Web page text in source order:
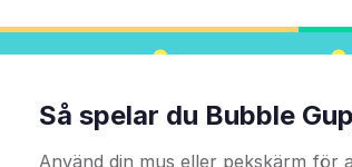
Så spelar du Bubble
Använd din mus eller pekskärm för